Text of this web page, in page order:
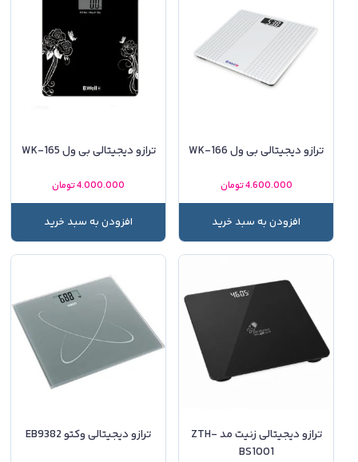
ترازو دیجیتالی بی ول WK-166
4.600.000تومان
افزودن به سبد خرید
ترازو دیجیتالی بی ول WK-165
4.000.000تومان
افزودن به سبد خرید
ترازو دیجیتالی زنیت مد ZTH-
BS1001
ترازو دیجیتالی وکتو EB9382